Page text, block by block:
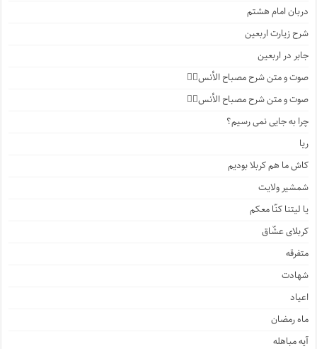
دربان امام هشتم
شرح زیارت اربعین
جابر در اربعین
صوت و متن شرح مصباح الأنس۴️⃣
صوت و متن شرح مصباح الأنس۳️⃣
چرا به جایی نمی رسیم؟
ریا
کاش ما هم کربلا بودیم
شمشیر ولایت
یا لیتنا کنّا معکم
کربلای عشّاق
متفرقه
شهادت
اعیاد
ماه رمضان
آیه مباهله